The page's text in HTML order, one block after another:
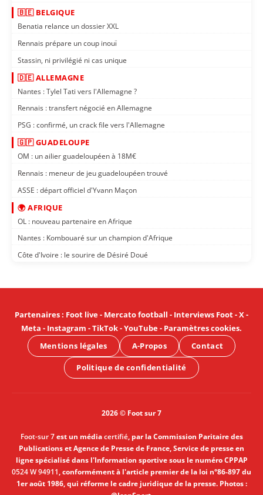
🇧🇪 BELGIQUE
Benatia relance un dossier XXL
Rennais prépare un coup inouï
Stassin, ni privilégié ni cas unique
🇩🇪 ALLEMAGNE
Nantes : Tylel Tati vers l'Allemagne ?
Rennais : transfert négocié en Allemagne
PSG : confirmé, un crack file vers l'Allemagne
🇬🇵 GUADELOUPE
OM : un ailier guadeloupéen à 18M€
Rennais : meneur de jeu guadeloupéen trouvé
ASSE : départ officiel d'Yvann Maçon
🌍 AFRIQUE
OL : nouveau partenaire en Afrique
Nantes : Kombouaré sur un champion d'Afrique
Côte d'Ivoire : le sourire de Désiré Doué
Partenaires: Foot live- Mercato football - Interviews Foot-X-
Meta - Instagram -TikTok-YouTube- Paramètres cookies.
Mentions légales
A-Propos Contact
Politique de confidentialité
2026 © Foot sur 7
Foot-sur 7est un médiacertifié, par la Commission Paritaire des
Publications et Agence de Presse de France, Service de presse en
ligne spécialisé dans l'Information sportive sous le numéro CPPAP
0524 W 94911, conformément à l'article premier de la loi n°86-897 du
1er août 1986, qui réforme le cadre juridique de la presse. Photos :